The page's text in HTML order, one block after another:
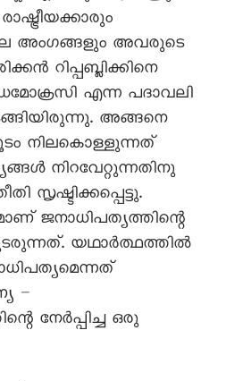
അംഗങ്ങളും അവരുടെ
റിപ്പബ്ലിക്കിനെ
എന്ന പദാവലി
അങ്ങനെ
നിലകൊള്ളുന്നത്
നിറവേറ്റുന്നതിനു
സൃഷ്ടിക്കപ്പെട്ടു.
ജനാധിപത്യത്തിന്റെ
യഥാർത്ഥത്തിൽ
–
നേർപ്പിച്ച ഒരു